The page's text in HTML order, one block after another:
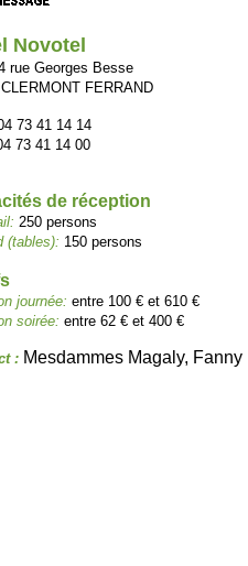
Novotel
rue Georges Besse
FERRAND
73 41 14 14
73 41 14 00
de réception
250 persons
(tables): 150 persons
journée: entre 100 € et 610 €
soirée: entre 62 € et 400 €
: Mesdammes Magaly, Fanny